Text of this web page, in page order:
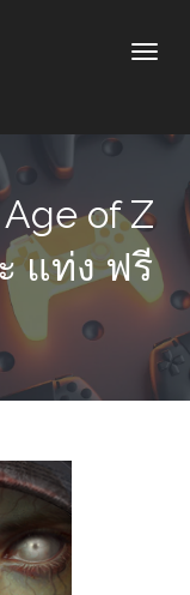
of Z
แท่ง ฟรี